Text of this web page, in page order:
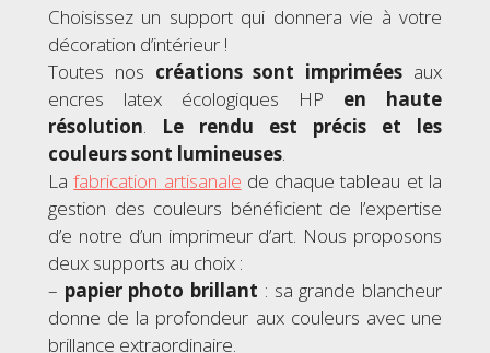
Choisissez un support qui donnera vie à votre
décoration d’intérieur !
Toutes nos créations sont imprimées aux
encres latex écologiques HP en haute
résolution. Le rendu est précis et les
couleurs sont lumineuses.
Lafabrication artisanale de chaque tableau et la
gestion des couleurs bénéficient de l’expertise
d’e notre d’un imprimeur d’art. Nous proposons
deux supports au choix :
– papier photo brillant : sa grande blancheur
donne de la profondeur aux couleurs avec une
brillance extraordinaire.